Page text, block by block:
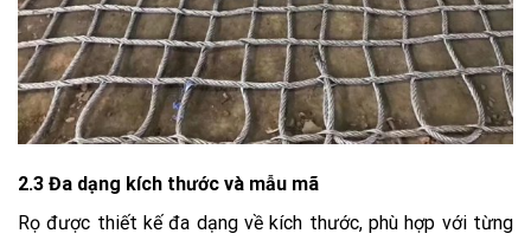
2.3 Đa dạng kích thước và mẫu mã
Rọ được thiết kế đa dạng về kích thước, phù hợp với từng